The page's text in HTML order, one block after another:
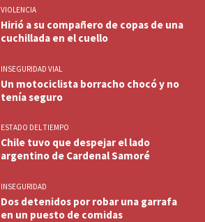
VIOLENCIA
Hirió a su compañero de copas de una
cuchillada en el cuello
INSEGURIDAD VIAL
Un motociclista borracho chocó y no
tenía seguro
ESTADO DEL TIEMPO
Chile tuvo que despejar el lado
argentino de Cardenal Samoré
INSEGURIDAD
Dos detenidos por robar una garrafa
en un puesto de comidas